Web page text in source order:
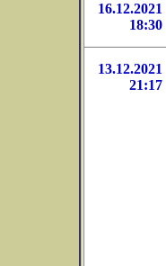
16.12.2021
18:30
13.12.2021
21:17